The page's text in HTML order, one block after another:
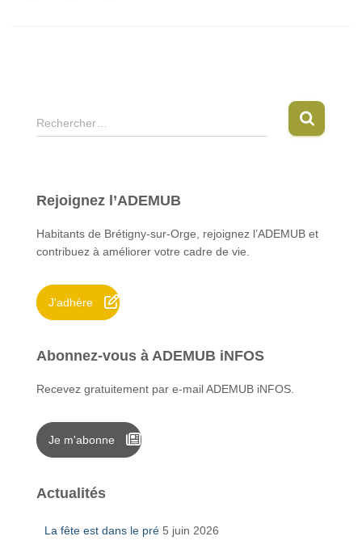
R
e
r
h
e
:
Rechercher…
Rejoignez l’ADEMUB
Habitants de Brétigny-sur-Orge, rejoignez l’ADEMUB et
contribuez à améliorer votre cadre de vie.
J'adhère
Abonnez-vous à ADEMUB iNFOS
Recevez gratuitement par e-mail ADEMUB iNFOS.
Je m'abonne
Actualités
La fête est dans le pré 5 juin 2026